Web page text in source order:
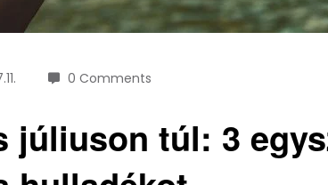
0 Comments
júliuson túl: 3